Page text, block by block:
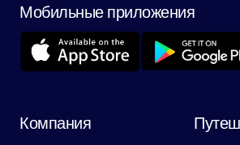
Мобильные приложения
Компания